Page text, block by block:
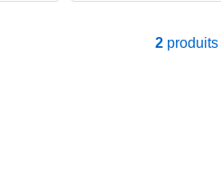
2 produits